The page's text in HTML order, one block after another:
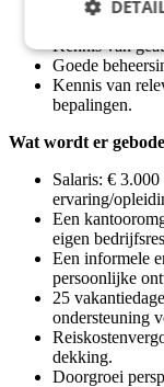
processen en
Kennis van
Goede
Kennis van
bepalingen.
Wat wordt er
Salaris: €
ervaring/
Een
eigen
Een informele
persoonlijke
25
ondersteuning
dekking.
Doorgroei